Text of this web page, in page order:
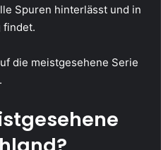
Spuren hinterlässt und in
findet.
die meistgesehene Serie